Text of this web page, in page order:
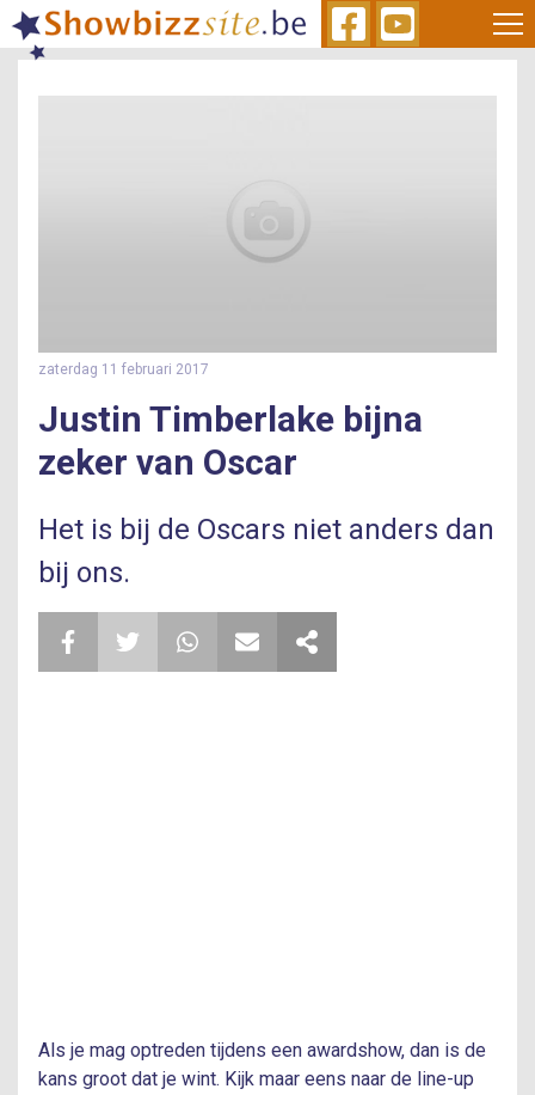
Skip
to
zaterdag 11 februari 2017
Justin Timberlake bijna
zeker van Oscar
Het is bij de Oscars niet anders dan
bij ons.
Als je mag optreden tijdens een awardshow, dan is de
kans groot dat je wint. Kijk maar eens naar de line-up